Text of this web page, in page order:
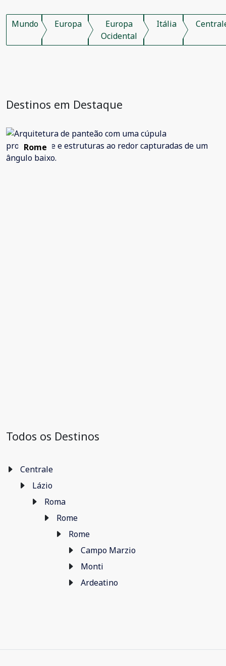
Mundo Europa
Europa
Ocidental
Itália
Destinos em Destaque
Rome
Todos os Destinos
Centrale
Lázio
Roma
Rome
Rome
Campo Marzio
Monti
Ardeatino